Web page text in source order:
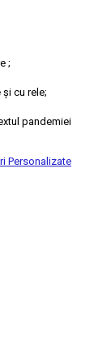
;
cu rele;
pandemiei
Personalizate